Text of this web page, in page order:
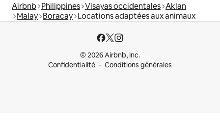
Airbnb Philippines Visayas occidentales Aklan
Malay Boracay Locations adaptées aux animaux
© 2026 Airbnb, Inc.
Confidentialité
Conditions générales